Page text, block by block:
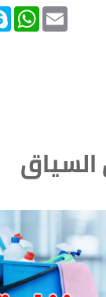
Skype WhatsApp